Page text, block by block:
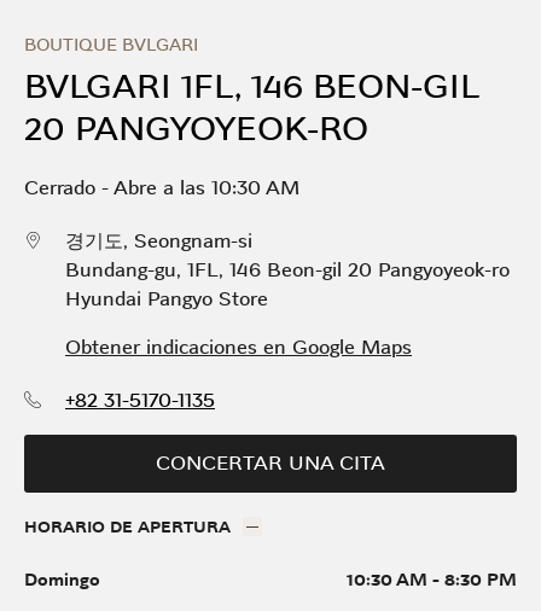
BOUTIQUE BVLGARI
BVLGARI 1FL, 146 BEON-GIL
20 PANGYOYEOK-RO
Cerrado -Abre a las 10:30 AM
경기도, Seongnam-si
Bundang-gu, 1FL, 146 Beon-gil 20 Pangyoyeok-ro
Hyundai Pangyo Store
Obtener indicaciones en Google Maps
+82 31-5170-1135
CONCERTAR UNA CITA
HORARIO DE APERTURA
Domingo 10:30 AM - 8:30 PM